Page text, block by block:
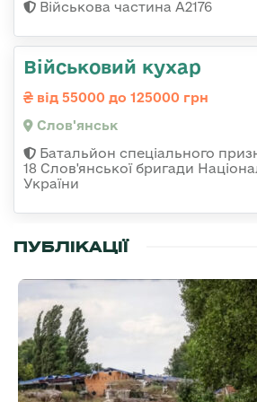
Військова частина А2176
Військовий кухар
від 55000 до 125000 грн
Слов'янськ
Батальйон спеціального
18 Слов'янської бригади
України
ПУБЛІКАЦІЇ